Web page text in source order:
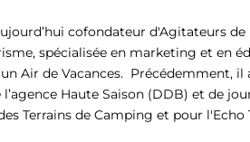
cofondateur d'Agitateurs
spécialisée en marketing et en
un Air de Vacances. Précédemment,
Haute Saison (DDB) et de
Terrains de Camping et pour l'Echo